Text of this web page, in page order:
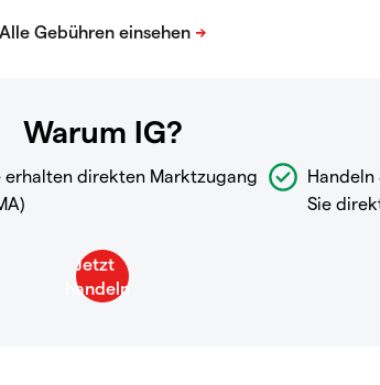
Warum IG?
erhalten direkten Marktzugang
Handeln
Sie